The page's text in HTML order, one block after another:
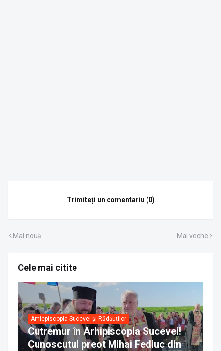
Trimiteți un comentariu (0)
Mai nouă Mai veche
Cele mai citite
Arhiepiscopia Sucevei și Rădăuților
Cutremur în Arhipiscopia Sucevei!
Cunoscutul preot Mihai Fediuc din